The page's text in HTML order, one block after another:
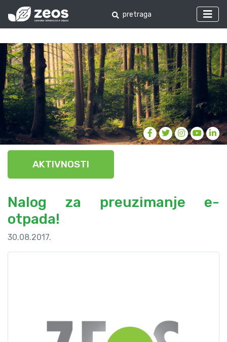
AKTIVNOSTI
Nalog za preuzimanje e-
otpada!
30.08.2017.